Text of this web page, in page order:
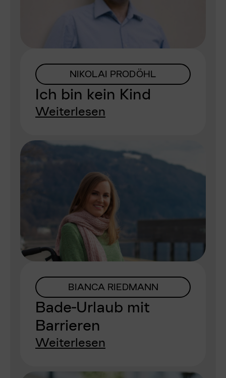
NIKOLAI PRODÖHL
Ich bin kein Kind
Weiterlesen
BIANCA RIEDMANN
Bade-Urlaub mit
Barrieren
Weiterlesen